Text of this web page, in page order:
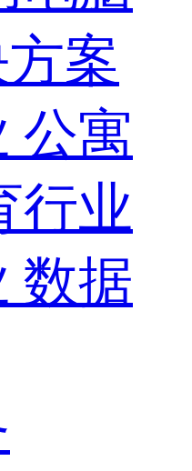
案
公寓
行业
数据